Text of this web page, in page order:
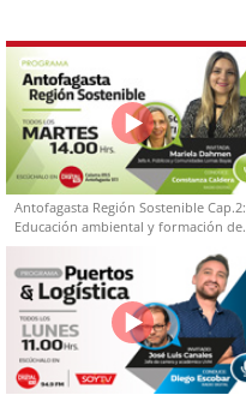
Antofagasta Región Sostenible Cap.2:
Educación ambiental y formación de
capacidades técnicas